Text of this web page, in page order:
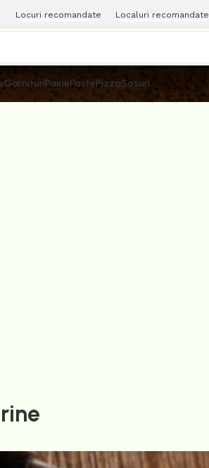
Locuri recomandate Localuri recomandate
GarnituriPainePastePizzaSosuri